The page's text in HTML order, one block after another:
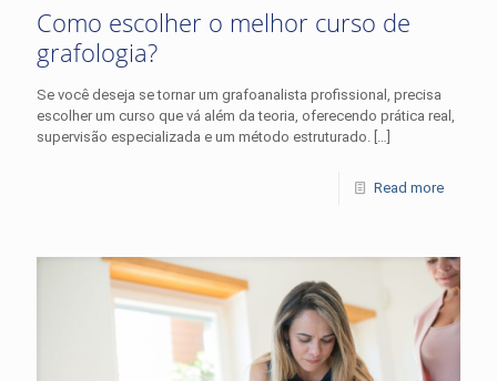
Como escolher o melhor curso de
grafologia?
Se você deseja se tornar um grafoanalista profissional, precisa
escolher um curso que vá além da teoria, oferecendo prática real,
supervisão especializada e um método estruturado. […]
Read more